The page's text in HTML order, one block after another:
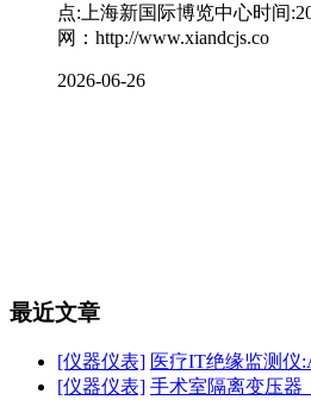
点:上海新国际博览中心时间
网：http://www.xiandcjs.co
2026-06-26
最近文章
[仪器仪表] 医疗IT绝缘监测仪
[仪器仪表] 手术室隔离变压器